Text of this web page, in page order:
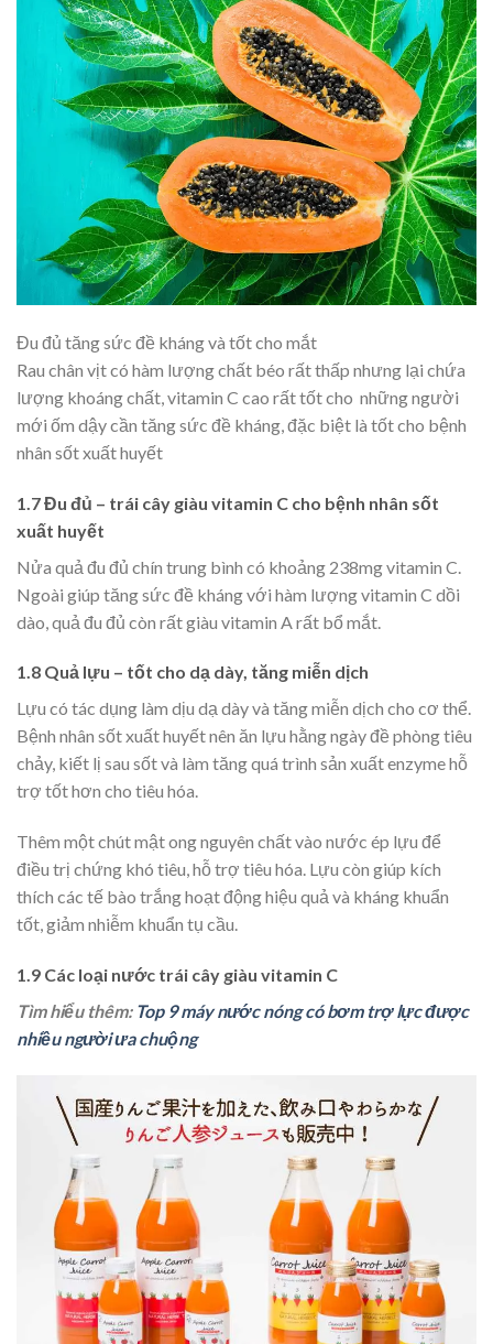
Đu đủ tăng sức đề kháng và tốt cho mắt
Rau chân vịt có hàm lượng chất béo rất thấp nhưng lại chứa
lượng khoáng chất, vitamin C cao rất tốt cho những người
mới ốm dậy cần tăng sức đề kháng, đặc biệt là tốt cho bệnh
nhân sốt xuất huyết
1.7 Đu đủ – trái cây giàu vitamin C cho bệnh nhân sốt
xuất huyết
Nửa quả đu đủ chín trung bình có khoảng 238mg vitamin C.
Ngoài giúp tăng sức đề kháng với hàm lượng vitamin C dồi
dào, quả đu đủ còn rất giàu vitamin A rất bổ mắt.
1.8 Quả lựu – tốt cho dạ dày, tăng miễn dịch
Lựu có tác dụng làm dịu dạ dày và tăng miễn dịch cho cơ thể.
Bệnh nhân sốt xuất huyết nên ăn lựu hằng ngày đề phòng tiêu
chảy, kiết lị sau sốt và làm tăng quá trình sản xuất enzyme hỗ
trợ tốt hơn cho tiêu hóa.
Thêm một chút mật ong nguyên chất vào nước ép lựu để
điều trị chứng khó tiêu, hỗ trợ tiêu hóa. Lựu còn giúp kích
thích các tế bào trắng hoạt động hiệu quả và kháng khuẩn
tốt, giảm nhiễm khuẩn tụ cầu.
1.9 Các loại nước trái cây giàu vitamin C
Tìm hiểu thêm: Top 9 máy nước nóng có bơm trợ lực được
nhiều người ưa chuộng